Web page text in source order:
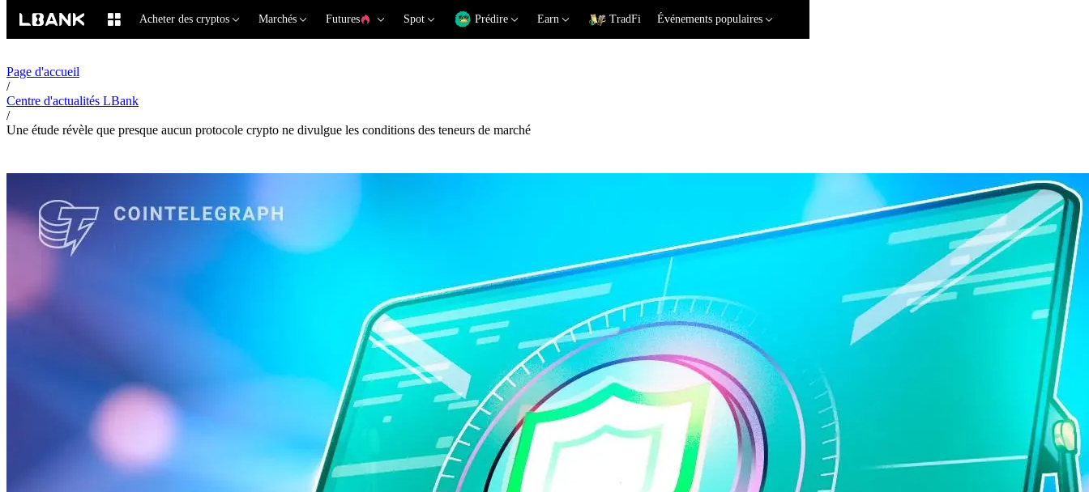
Acheter des cryptos Marchés Futures Spot Prédire Earn TradFi Événements populaires
Page d'accueil
/
Centre d'actualités LBank
/
Une étude révèle que presque aucun protocole crypto ne divulgue les conditions des teneurs de marché